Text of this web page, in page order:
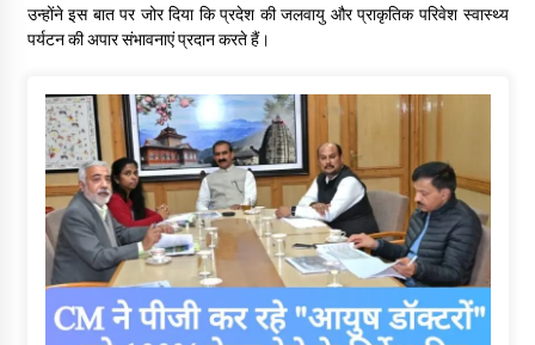
05/08/2026
उन्होंने इस बात पर जोर दिया कि प्रदेश की जलवायु और प्राकृतिक परिवेश स्वास्थ्य
पर्यटन की अपार संभावनाएं प्रदान करते हैं।